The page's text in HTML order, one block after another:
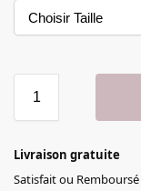
Livraison gratuite
Satisfait ou Remboursé